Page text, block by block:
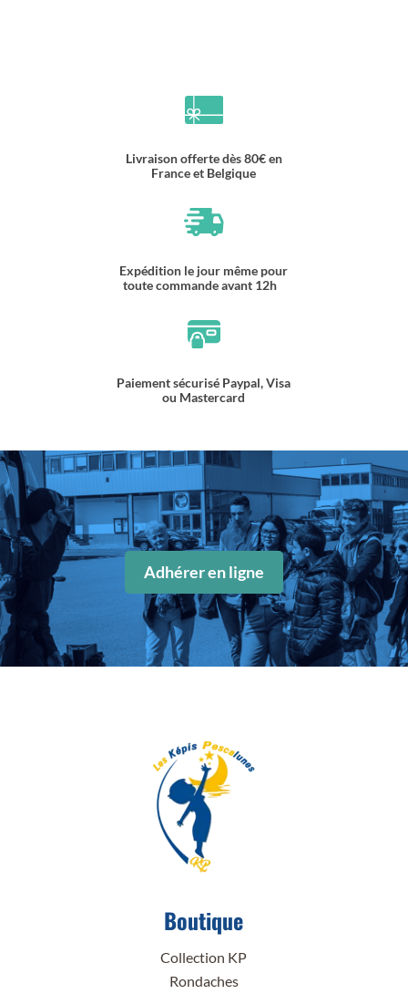
Livraison offerte dès 80€ en
France et Belgique
Expédition le jour même pour
toute commande avant 12h
Paiement sécurisé Paypal, Visa
ou Mastercard
Adhérer en ligne
Boutique
Collection KP
Rondaches